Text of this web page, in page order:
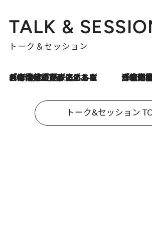
TALK &
トーク＆セッション
2026.8.3
「今後値上げがあるとすれば…」「リスクがあるのは今年の冬」エネルギー専門家が語る、ホルムズ海峡封鎖が家庭にもたらす“ある心配” 「住宅建てられない…」「サーチャージ料の高値が続いている」ホルムズ海峡
トーク&セッション